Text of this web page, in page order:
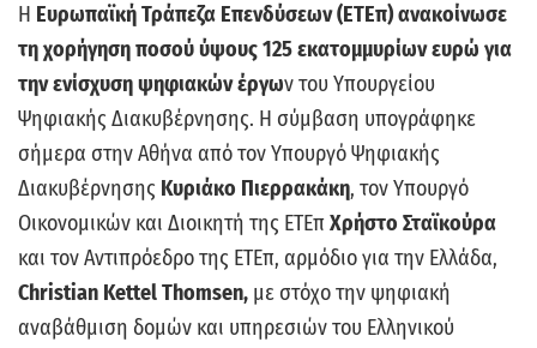
Η Ευρωπαϊκή Τράπεζα Επενδύσεων (ΕΤΕπ)ανακοίνωσε
τη χορήγηση ποσού ύψους 125 εκατομμυρίων ευρώ για
την ενίσχυση ψηφιακών έργων του Υπουργείου
Ψηφιακής Διακυβέρνησης. Η σύμβαση υπογράφηκε
σήμερα στην Αθήνα από τον Υπουργό Ψηφιακής
Διακυβέρνησης Κυριάκο Πιερρακάκη, τον Υπουργό
Οικονομικών και Διοικητή της ΕΤΕπΧρήστο Σταϊκούρα
και τον Αντιπρόεδρο της ΕΤΕπ, αρμόδιο για την Ελλάδα,
Christian Kettel Thomsen, με στόχο την ψηφιακή
αναβάθμιση δομών και υπηρεσιών του Ελληνικού